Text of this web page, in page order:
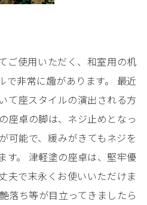
ご使用いただく、和室用の机
で非常に趣があります。 最近
て座スタイルの演出される方
座卓の脚は、ネジ止めとなっ
可能で、緩みがきてもネジを
す。 津軽塗の座卓は、堅牢優
夫で末永くお使いいただけま
落ち等が目立ってきましたら